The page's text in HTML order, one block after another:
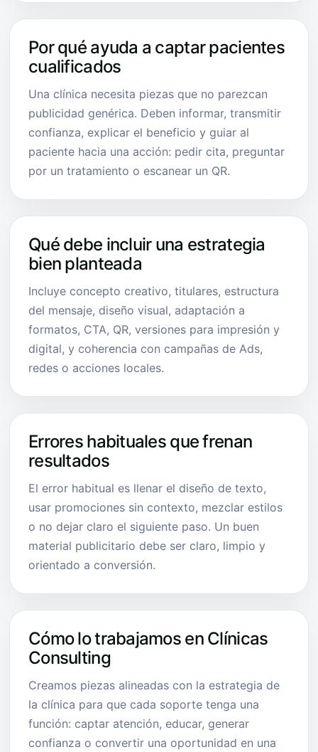
Por qué ayuda a captar pacientes
cualificados
Una clínica necesita piezas que no parezcan
publicidad genérica. Deben informar, transmitir
confianza, explicar el beneficio y guiar al
paciente hacia una acción: pedir cita, preguntar
por un tratamiento o escanear un QR.
Qué debe incluir una estrategia
bien planteada
Incluye concepto creativo, titulares, estructura
del mensaje, diseño visual, adaptación a
formatos, CTA, QR, versiones para impresión y
digital, y coherencia con campañas de Ads,
redes o acciones locales.
Errores habituales que frenan
resultados
El error habitual es llenar el diseño de texto,
usar promociones sin contexto, mezclar estilos
o no dejar claro el siguiente paso. Un buen
material publicitario debe ser claro, limpio y
orientado a conversión.
Cómo lo trabajamos en Clínicas
Consulting
Creamos piezas alineadas con la estrategia de
la clínica para que cada soporte tenga una
función: captar atención, educar, generar
confianza o convertir una oportunidad en una